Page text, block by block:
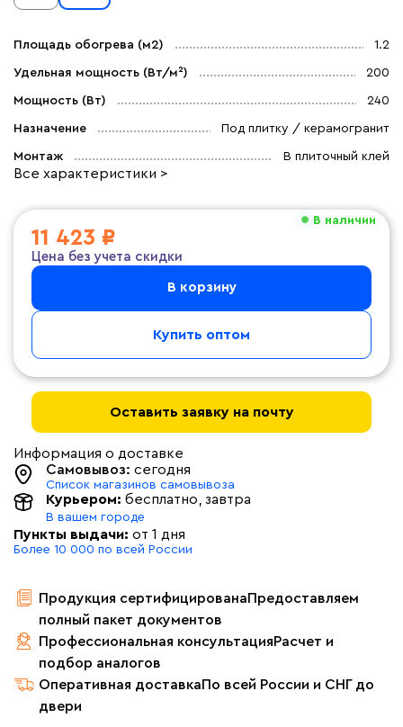
Площадь обогрева (м2) 1.2
Удельная мощность (Вт/м²) 200
Мощность (Вт) 240
Назначение Под плитку / керамогранит
Монтаж В плиточный клей
Все характеристики >
В наличии
11 423 ₽
Цена без учета скидки
В корзину
Купить оптом
Оставить заявку на почту
Информация о доставке
Самовывоз: сегодня
Список магазинов самовывоза
Курьером: бесплатно , завтра
В вашем городе
Пункты выдачи: от 1 дня
Более 10 000 по всей России
Продукция сертифицированаПредоставляем
полный пакет документов
Профессиональная консультацияРасчет и
подбор аналогов
Оперативная доставкаПо всей России и СНГ до
двери